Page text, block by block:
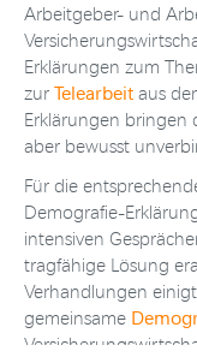
Arbeitgeber- und
Erklärungen zum
zur Telearbeit aus
Erklärungen bringen
aber bewusst
Für die
Demografie-
intensiven
tragfähige Lösung
Verhandlungen
gemeinsame